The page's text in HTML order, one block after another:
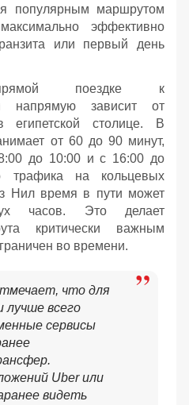
популярным маршрутом
эффективно
или первый день
поездке к
напрямую зависит от
египетской столице. В
от 60 до 90 минут,
до 10:00 и с 16:00 до
трафика на кольцевых
Нил время в пути может
часов. Это делает
критически важным
во времени.
что для
лучше всего
сервисы
Uber или
видеть